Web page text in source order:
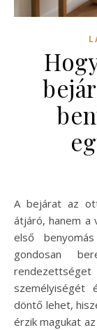
A bejárat az otthon első kapuja, amely nemcsak fizikai
átjáró, hanem a
első
gondosan
személyiségét
döntő lehet,
érzik magukat